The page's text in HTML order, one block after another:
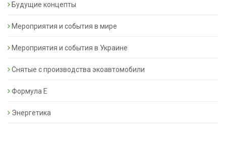
Будущие концепты
Мероприятия и события в мире
Мероприятия и события в Украине
Снятые с производства экоавтомобили
Формула Е
Энергетика